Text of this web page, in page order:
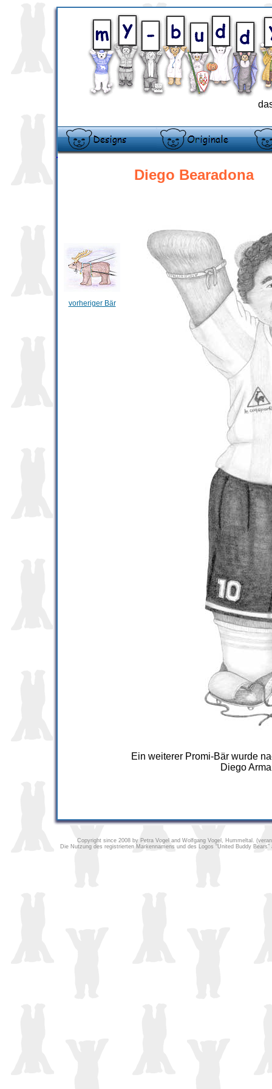
Copyright since 2008 by Petra Vogel and Wolfgang Vogel, Hummeltal.
Die Nutzung des registrierten Markennamens und des Logos “United Buddy
vorheriger Bär
Ein weiterer Promi-Bär wurde
Diego
Diego Bearadona